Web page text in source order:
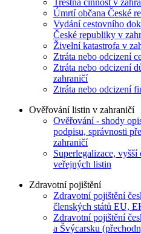
Úmrtí občana České
Vydání cestovního
České republiky v
Živelní katastrofa v
Ztráta nebo odcizení
Ztráta nebo odcizení
zahraničí
Ztráta nebo odcizení
Ověřování listin v zahraničí
Ověřování - shody
podpisu, správnosti
zahraničí
Superlegalizace,
veřejných listin
Zdravotní pojištění
Zdravotní pojištění
členských států EU,
Zdravotní pojištění
a Švýcarsku